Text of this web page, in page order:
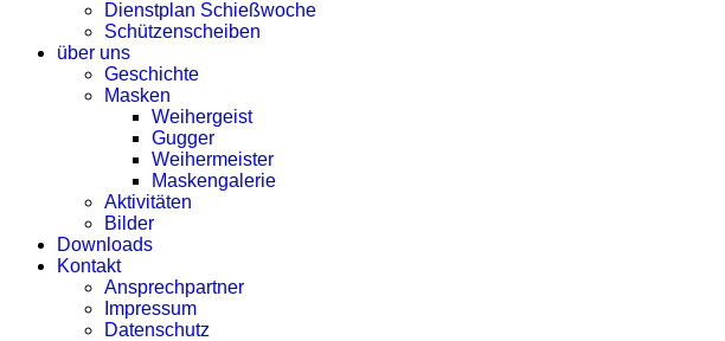
Dienstplan Schießwoche
Schützenscheiben
über uns
Geschichte
Masken
Weihergeist
Gugger
Weihermeister
Maskengalerie
Aktivitäten
Bilder
Downloads
Kontakt
Ansprechpartner
Impressum
Datenschutz